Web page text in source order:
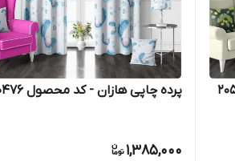
پرده چاپی هازان - کد محصول 20476
1,385,000